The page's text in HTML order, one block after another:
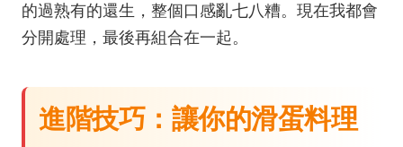
的過熟有的還生，整個口感亂七八糟。現在我都會
分開處理，最後再組合在一起。
進階技巧：讓你的滑蛋料理